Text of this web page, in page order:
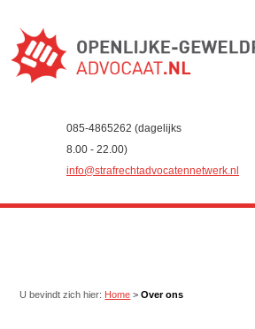
085-4865262 (dagelijks
8.00 - 22.00)
info@strafrechtadvocatennetwerk.nl
U bevindt zich hier: Home >Over ons